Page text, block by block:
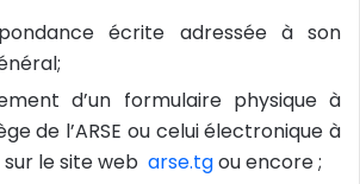
écrite adressée à son
d’un formulaire physique à
de l’ARSE ou celui électronique à
le site web arse.tgou encore ;